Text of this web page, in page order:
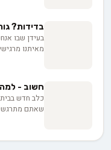
רגשותינו,
בדידות?
בעידן שבו
מאיתנו
וההשפעות
מתח אמיתי.
חשוב - למה
כלב חדש
שאתם
רכישת כלב